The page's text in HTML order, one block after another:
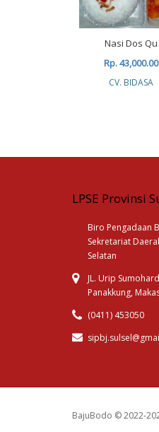
Nasi Dos Qu
Rp. 43,000.00
CV. BIDASA
LPSE Provinsi
Biro Pengadaan
Sekretariat
Selatan
JL. Urip
Panakkung,
(0411) 453050
BajuBodo © 2022-